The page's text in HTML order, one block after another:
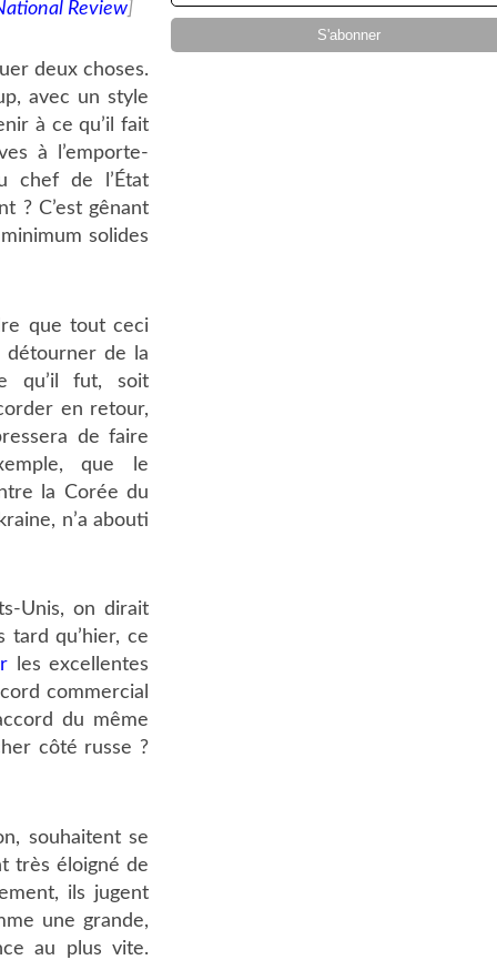
Review]
deux choses.
avec un style
à ce qu’il fait
à l’emporte-
chef de l’État
? C’est gênant
solides
que tout ceci
détourner de la
qu’il fut, soit
en retour,
de faire
que le
la Corée du
n’a abouti
Unis, on dirait
tard qu’hier, ce
les excellentes
commercial
du même
côté russe ?
souhaitent se
très éloigné de
ils jugent
une grande,
au plus vite.